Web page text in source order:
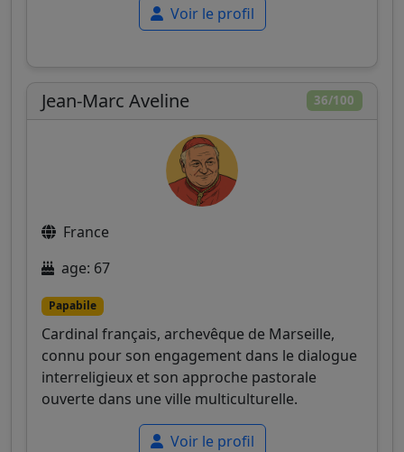
Voir le profil
36/100
Jean-Marc Aveline
France
age: 67
Papabile
Cardinal français, archevêque de Marseille,
connu pour son engagement dans le dialogue
interreligieux et son approche pastorale
ouverte dans une ville multiculturelle.
Voir le profil